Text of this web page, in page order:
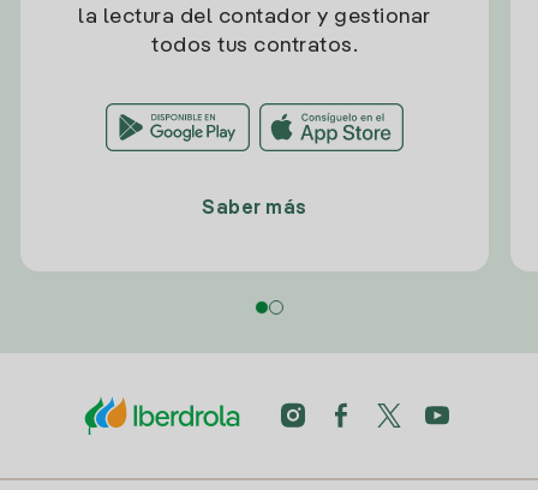
la lectura del contador y gestionar
todos tus contratos.
Saber más